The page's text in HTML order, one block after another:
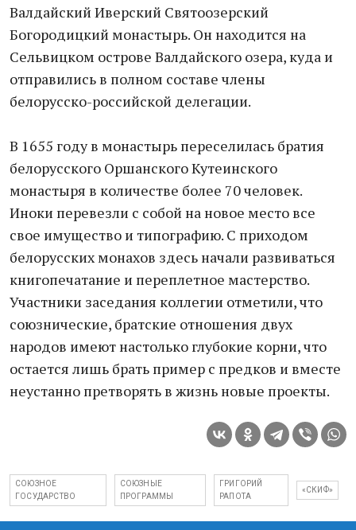
Валдайский Иверский Святоозерский
Богородицкий монастырь. Он находится на
Сельвицком острове Валдайского озера, куда и
отправились в полном составе члены
белорусско-российской делегации.
В 1655 году в монастырь переселилась братия
белорусского Оршанского Кутеинского
монастыря в количестве более 70 человек.
Иноки перевезли с собой на новое место все
свое имущество и типографию. С приходом
белорусских монахов здесь начали развиваться
книгопечатание и переплетное мастерство.
Участники заседания коллегии отметили, что
союзнические, братские отношения двух
народов имеют настолько глубокие корни, что
остается лишь брать пример с предков и вместе
неустанно претворять в жизнь новые проекты.
СОЮЗНОЕ
ГОСУДАРСТВО
СОЮЗНЫЕ
ПРОГРАММЫ
ГРИГОРИЙ
РАПОТА
«СКИФ»